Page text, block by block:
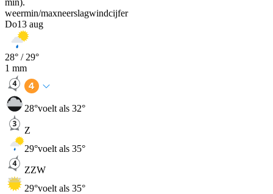
min).
weermin/maxneerslagwindcijfer
Do13 aug
28° / 29°
1 mm
28°voelt als 32°
Z
29°voelt als 35°
ZZW
29°voelt als 35°